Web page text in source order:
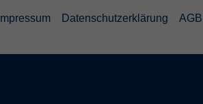
Impressum Datenschutzerklärung